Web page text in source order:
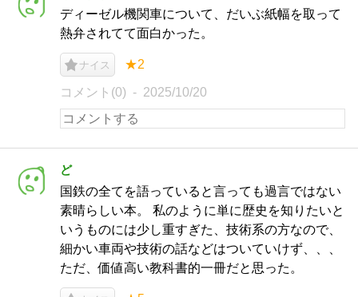
ディーゼル機関車について、だいぶ紙幅を取って
熱弁されてて面白かった。
ナイス ★2
コメント(0) 2025/10/20
ど
国鉄の全てを語っていると言っても過言ではない
素晴らしい本。 私のように単に歴史を知りたいと
いうものには少し重すぎた、技術系の方なので、
細かい車両や技術の話などはついていけず、、、
ただ、価値高い教科書的一冊だと思った。